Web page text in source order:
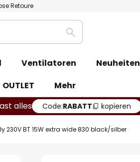
Retoure
Suche
Ventilatoren Neuheiten
OUTLET
Mehr
alles Code:RABATT kopieren
230V BT 15W extra wide 830 black/silber